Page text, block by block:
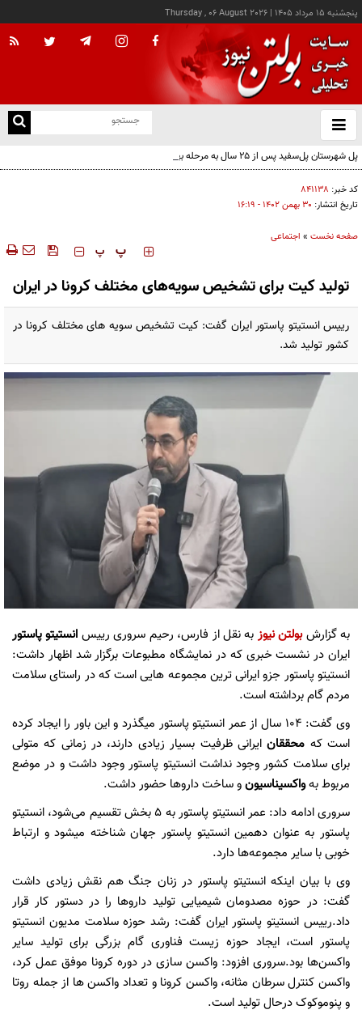
پنجشنبه ۱۵ مرداد ۱۴۰۵ |
Thursday , 06 August 2026
باز
و
پل شهرستان پل‌سفید پس از ۲۵ سال به مرحله بهره‌برداری رسید
کد خبر: ۸۴۱۱۳۸
تاریخ انتشار: ۳۰ بهمن ۱۴۰۲ - ۱۶:۱۹
صفحه نخست » اجتماعی
‍‍‍ پ پ
تولید کیت برای تشخیص سویه‌های مختلف کرونا در ایران
رییس انستیتو پاستور ایران گفت: کیت تشخیص سویه های مختلف کرونا در
کشور تولید شد.
به گزارش بولتن نیوز به نقل از فارس، رحیم سروری رییس انستیتو پاستور
ایران در نشست خبری که در نمایشگاه مطبوعات برگزار شد اظهار داشت:
انستیتو پاستور جزو ایرانی ترین مجموعه‌ هایی است که در راستای سلامت
مردم گام برداشته است.
وی گفت: ۱۰۴ سال از عمر انستیتو پاستور میگذرد و این باور را ایجاد کرده
است که محققانایرانی ظرفیت بسیار زیادی دارند، در زمانی که متولی
برای سلامت کشور وجود نداشت انستیتو پاستور وجود داشت و در موضع
مربوط بهواکسیناسیونو ساخت داروها حضور داشت.
سروری ادامه داد: عمر انستیتو پاستور به ۵ بخش تقسیم می‌شود، انستیتو
پاستور به عنوان دهمین انستیتو پاستور جهان شناخته میشود و ارتباط
خوبی با سایر مجموعه‌ها دارد.
وی با بیان اینکه انستیتو پاستور در زنان جنگ هم نقش زیادی داشت
گفت: در حوزه مصدومان شیمیایی تولید داروها را در دستور کار قرار
داد.رییس انستیتو پاستور ایران گفت: رشد حوزه سلامت مدیون انستیتو
پاستور است، ایجاد حوزه زیست فناوری گام بزرگی برای تولید سایر
واکسن‌ها بود.سروری افزود: واکسن سازی در دوره کرونا موفق عمل کرد،
واکسن کنترل سرطان مثانه، واکسن کرونا و تعداد واکسن ها از جمله روتا
و پنوموکوک درحال تولید است.